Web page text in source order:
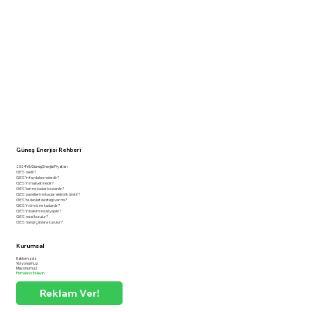
Kurumsal
Hakkımızda
Vizyonumuz
Misyonumuz
Firmanızı Ekleyin
Reklam Ver!
Güneş Enerjisi Rehberi
2024 Yılı Güneş Enerjisi Fiyatları
GES nedir?
GES'in faydaları nelerdir?
GES'in maliyeti nedir?
GES'ten ne kadar kazanılır?
GES panelleri ne kadar elektrik üretir?
GES'te devlet desteği var mı?
GES'in ömrü ne kadardır?
GES'in bakımı nasıl yapılır?
GES nasıl kurulur?
GES hangi çatılara kurulur?